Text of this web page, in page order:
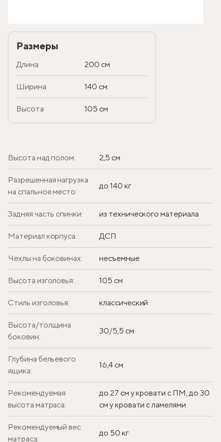
Размеры
Длина 200 см
Ширина 140 см
Высота 105 см
Высота над полом: 2,5 см
Разрешенная нагрузка
на спальное место:
до 140 кг
Задняя часть спинки: из технического материала
Материал корпуса: ДСП
Чехлы на боковинах: несъемные
Высота изголовья: 105 см
Стиль изголовья: классический
Высота/толщина
боковин:
30/5,5 см
Глубина бельевого
ящика:
16,4 см
Рекомендуемая
высота матраса:
до 27 см у кровати с ПМ, до 30
см у кровати с ламелями
Рекомендуемый вес
матраса:
до 50 кг